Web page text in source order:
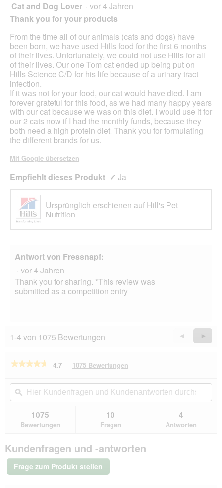
5
Sternen.
Cat and Dog Lover · vor 4 Jahren
Thank you for your products
From the time all of our animals (cats and dogs) have
been born, we have used Hills food for the first 6 months
of their lives. Unfortunately, we could not use Hills for all
of their lives. Our one Tom cat ended up being put on
Hills Science C/D for his life because of a urinary tract
infection.
If it was not for your food, our cat would have died. I am
forever grateful for this food, as we had many happy years
with our cat because we was on this diet. I would use it for
our 2 cats now if I had the monthly funds, because they
both need a high protein diet. Thank you for formulating
the different brands for us.
Mit Google übersetzen
Empfiehlt dieses Produkt ✔ Ja
Ursprünglich erschienen auf Hill's Pet
Nutrition
Antwort von Fressnapf:
· vor 4 Jahren
Thank you for sharing. *This review was
submitted as a competition entry
1-4 von 1075 Bewertungen
Zurück
Reviews
◄
Weiter
►
★★★★★
★★★★★
5
lesen
Hill's
c/d
Multicare
2x3
4.7 1075 Bewertungen
Aktion
navigierst
du
Bewertungen.
Hier
Kundenfragen
und
Kundenantworten
durchsuchen
ϙ
1075
Bewertungen
10
Fragen
4
Antworten
Kundenfragen und -antworten
Frage zum Produkt stellen